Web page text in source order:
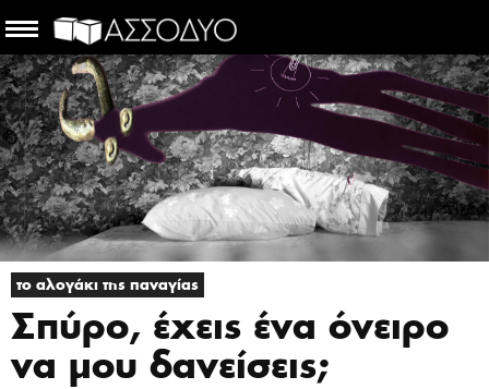
το αλογάκι της παναγίας
Σπύρο, έχεις ένα όνειρο
να μου δανείσεις;